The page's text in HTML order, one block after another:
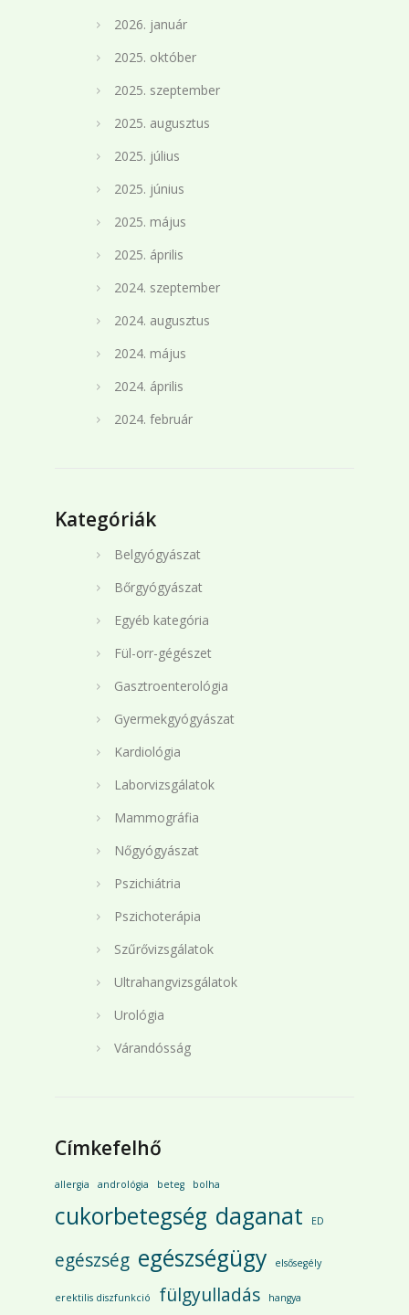
2026. január
2025. október
2025. szeptember
2025. augusztus
2025. július
2025. június
2025. május
2025. április
2024. szeptember
2024. augusztus
2024. május
2024. április
2024. február
Kategóriák
Belgyógyászat
Bőrgyógyászat
Egyéb kategória
Fül-orr-gégészet
Gasztroenterológia
Gyermekgyógyászat
Kardiológia
Laborvizsgálatok
Mammográfia
Nőgyógyászat
Pszichiátria
Pszichoterápia
Szűrővizsgálatok
Ultrahangvizsgálatok
Urológia
Várandósság
Címkefelhő
allergia andrológia beteg bolha
cukorbetegség daganat ED
egészség egészségügy elsősegély
erektilis diszfunkció fülgyulladás hangya